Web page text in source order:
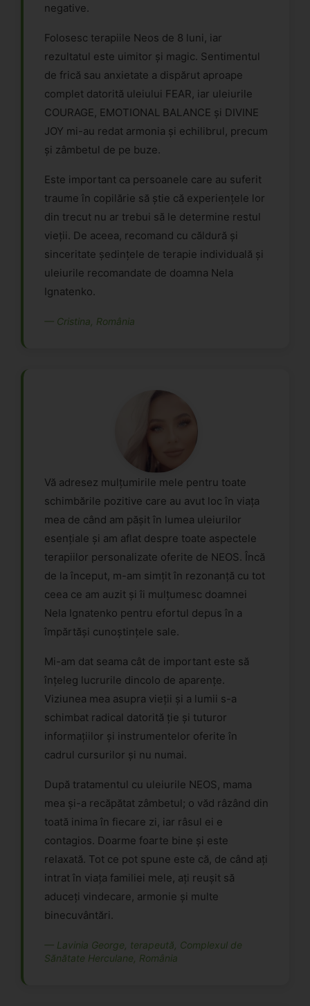
negative.
Folosesc terapiile Neos de 8 luni, iar
rezultatul este uimitor și magic. Sentimentul
de frică sau anxietate a dispărut aproape
complet datorită uleiului FEAR, iar uleiurile
COURAGE, EMOTIONAL BALANCE și DIVINE
JOY mi-au redat armonia și echilibrul, precum
și zâmbetul de pe buze.
Este important ca persoanele care au suferit
traume în copilărie să știe că experiențele lor
din trecut nu ar trebui să le determine restul
vieții. De aceea, recomand cu căldură și
sinceritate ședințele de terapie individuală și
uleiurile recomandate de doamna Nela
Ignatenko.
— Cristina, România
Vă adresez mulțumirile mele pentru toate
schimbările pozitive care au avut loc în viața
mea de când am pășit în lumea uleiurilor
esențiale și am aflat despre toate aspectele
terapiilor personalizate oferite de NEOS. Încă
de la început, m-am simțit în rezonanță cu tot
ceea ce am auzit și îi mulțumesc doamnei
Nela Ignatenko pentru efortul depus în a
împărtăși cunoștințele sale.
Mi-am dat seama cât de important este să
înțeleg lucrurile dincolo de aparențe.
Viziunea mea asupra vieții și a lumii s-a
schimbat radical datorită ție și tuturor
informațiilor și instrumentelor oferite în
cadrul cursurilor și nu numai.
După tratamentul cu uleiurile NEOS, mama
mea și-a recăpătat zâmbetul; o văd râzând din
toată inima în fiecare zi, iar râsul ei e
contagios. Doarme foarte bine și este
relaxată. Tot ce pot spune este că, de când ați
intrat în viața familiei mele, ați reușit să
aduceți vindecare, armonie și multe
binecuvântări.
— Lavinia George, terapeută, Complexul de
Sănătate Herculane, România